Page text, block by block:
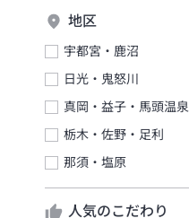
地区
宇都宮・鹿沼
日光・鬼怒川
真岡・益子・馬頭温泉
栃木・佐野・足利
那須・塩原
人気のこだわり